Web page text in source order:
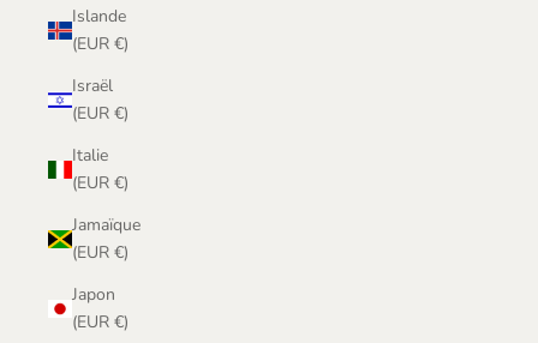
Islande
(EUR €)
Israël
(EUR €)
Italie
(EUR €)
Jamaïque
(EUR €)
Japon
(EUR €)